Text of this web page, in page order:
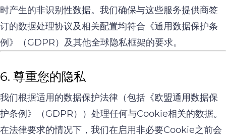
时产生的非识别性数据。我们确保与这些服务提供商签
订的数据处理协议及相关配置均符合《通用数据保护条
例》（GDPR）及其他全球隐私框架的要求。
6. 尊重您的隐私
我们根据适用的数据保护法律（包括《欧盟通用数据保
护条例》（GDPR））处理任何与Cookie相关的数据。
在法律要求的情况下，我们在启用非必要Cookie之前会